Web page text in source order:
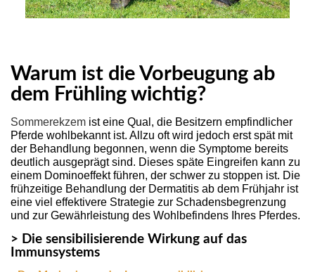
Warum ist die Vorbeugung ab
dem Frühling ​​wichtig?
Sommerekzem ist eine Qual, die Besitzern empfindlicher
Pferde wohlbekannt ist. Allzu oft wird jedoch erst spät mit
der Behandlung begonnen, wenn die Symptome bereits
deutlich ausgeprägt sind. Dieses späte Eingreifen kann zu
einem Dominoeffekt führen, der schwer zu stoppen ist. Die
frühzeitige Behandlung der Dermatitis ab dem Frühjahr ist
eine viel effektivere Strategie zur Schadensbegrenzung
und zur Gewährleistung des Wohlbefindens Ihres Pferdes.
> Die sensibilisierende Wirkung auf das
Immunsystems